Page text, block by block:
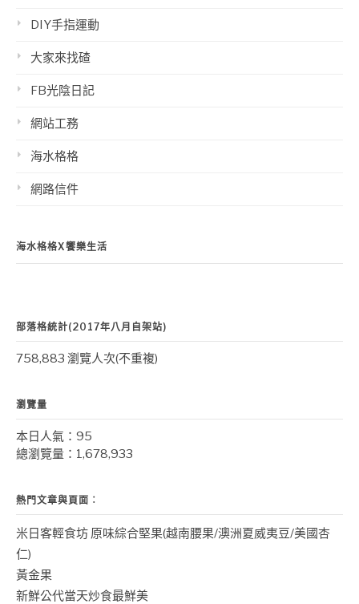
DIY手指運動
大家來找碴
FB光陰日記
網站工務
海水格格
網路信件
海水格格X饗樂生活
部落格統計(2017年八月自架站)
758,883 瀏覽人次(不重複)
瀏覽量
本日人氣：95
總瀏覽量：1,678,933
熱門文章與頁面︰
米日客輕食坊 原味綜合堅果(越南腰果/澳洲夏威夷豆/美國杏
仁)
黃金果
新鮮公代當天炒食最鮮美